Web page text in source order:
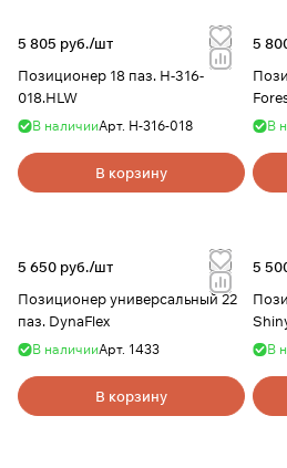
5 805 руб./шт
Позиционер 18 паз. H-316-
018.HLW
В наличииАрт. H-316-018
В корзину
5
В
5 650 руб./шт
Позиционер универсальный 22
паз. DynaFlex
В наличииАрт. 1433
В корзину
5
В